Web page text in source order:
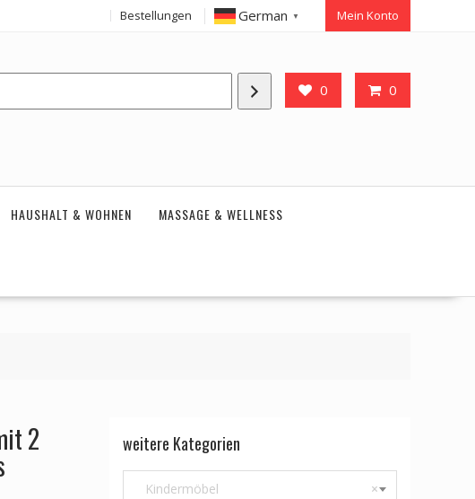
Bestellungen German ▼ Mein Konto
0 0
HAUSHALT & WOHNEN MASSAGE & WELLNESS
2 weitere Kategorien
×
Kindermöbel